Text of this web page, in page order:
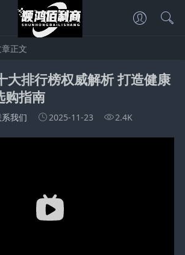
正文
大排行榜权威解析 打造健康
购指南
我们 2025-11-23 2.4K